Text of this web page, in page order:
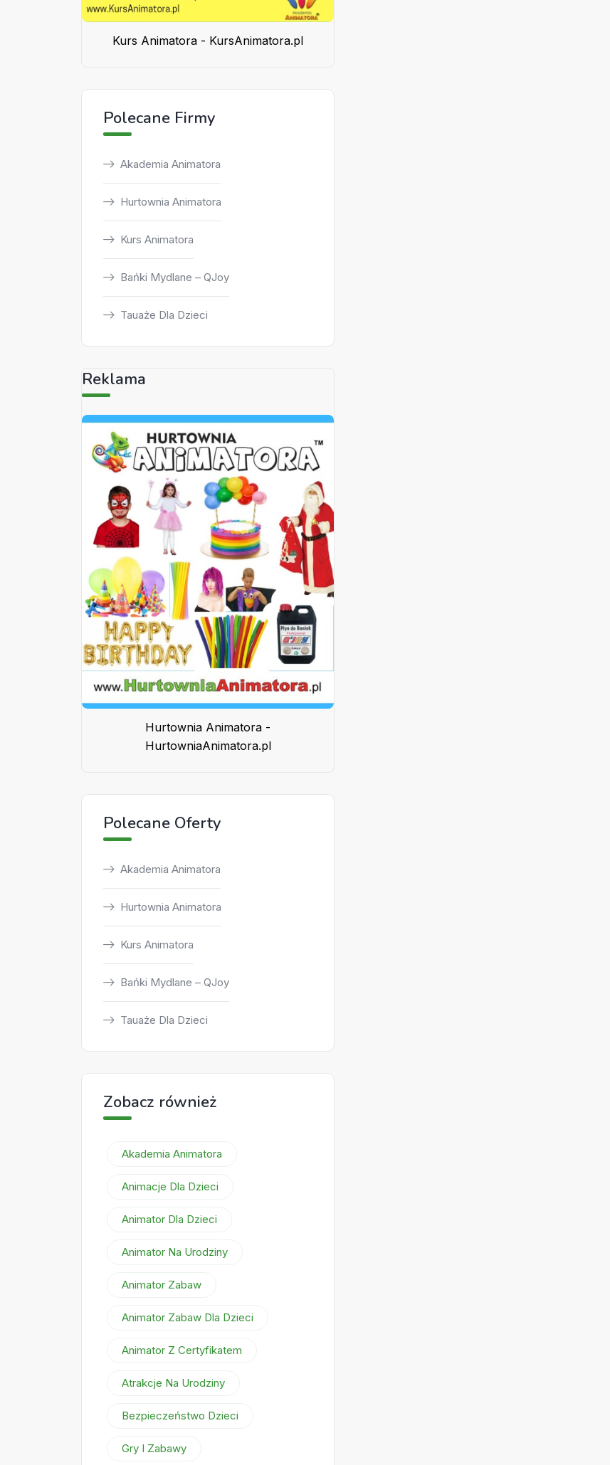
Kurs Animatora - KursAnimatora.pl
Polecane Firmy
Akademia Animatora
Hurtownia Animatora
Kurs Animatora
Bańki Mydlane – QJoy
Tauaże Dla Dzieci
Reklama
Hurtownia Animatora -
HurtowniaAnimatora.pl
Polecane Oferty
Akademia Animatora
Hurtownia Animatora
Kurs Animatora
Bańki Mydlane – QJoy
Tauaże Dla Dzieci
Zobacz również
Akademia Animatora
Animacje Dla Dzieci
Animator Dla Dzieci
Animator Na Urodziny
Animator Zabaw
Animator Zabaw Dla Dzieci
Animator Z Certyfikatem
Atrakcje Na Urodziny
Bezpieczeństwo Dzieci
Gry I Zabawy